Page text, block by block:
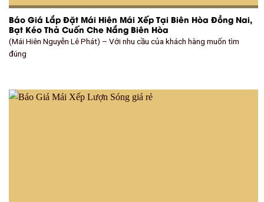
Báo Giá Lắp Đặt Mái Hiên Mái Xếp Tại Biên Hòa Đồng Nai,
Bạt Kéo Thả Cuốn Che Nắng Biên Hòa
(Mái Hiên Nguyễn Lê Phát) – Với nhu cầu của khách hàng muốn tìm
đúng